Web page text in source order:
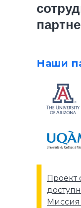
Проект
Миссия
Наши